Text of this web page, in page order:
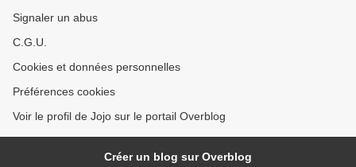
Signaler un abus
C.G.U.
Cookies et données personnelles
Préférences cookies
Voir le profil de Jojo sur le portail Overblog
Créer un blog sur Overblog